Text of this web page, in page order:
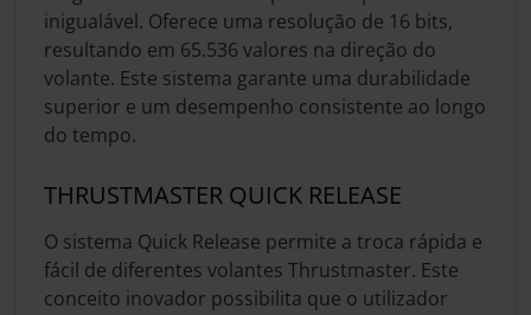
inigualável. Oferece uma resolução de 16 bits,
resultando em 65.536 valores na direção do
volante. Este sistema garante uma durabilidade
superior e um desempenho consistente ao longo
do tempo.
THRUSTMASTER QUICK RELEASE
O sistema Quick Release permite a troca rápida e
fácil de diferentes volantes Thrustmaster. Este
conceito inovador possibilita que o utilizador